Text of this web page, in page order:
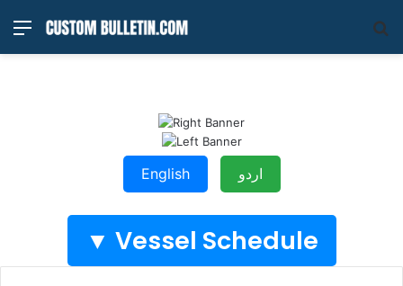
Menu
English اردو
Vessel Schedule ▼